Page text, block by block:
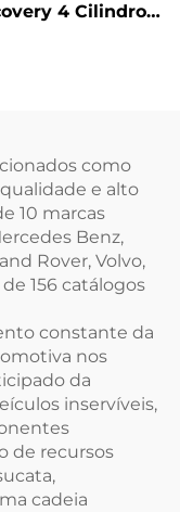
4 Cilindros
como
e alto
10 marcas
Benz,
Rover, Volvo,
156 catálogos
constante da
nos
da
inservíveis,
de recursos
cadeia